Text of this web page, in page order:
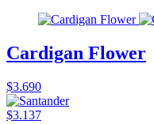
Cardigan Flower
$3.690
$3.137